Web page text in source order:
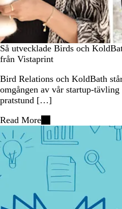
Så utvecklade Birds och
från Vistaprint
Bird Relations och KoldBath
omgången av vår startup-
pratstund […]
Read More